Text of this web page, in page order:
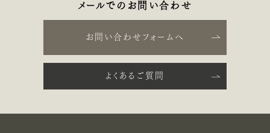
メールでのお問い合わせ
お問い合わせフォームへ
よくあるご質問